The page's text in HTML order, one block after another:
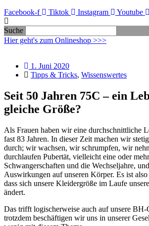
Facebook-f
Tiktok Instagram Youtube
Suche
Hier geht's zum Onlineshop >>>
1. Juni 2020
Tipps & Tricks, Wissenswertes
Seit 50 Jahren 75C – ein
gleiche Größe?
Als Frauen haben wir eine durchschnittliche
fast 83 Jahren. In dieser Zeit machen wir
durch; wir wachsen, wir schrumpfen, wir
durchlaufen Pubertät, vielleicht eine oder
Schwangerschaften und die Wechseljahre,
Auswirkungen auf unseren Körper. Es ist also
dass sich unsere Kleidergröße im Laufe
ändert.
Das trifft logischerweise auch auf unsere BH-
trotzdem beschäftigen wir uns in unserer